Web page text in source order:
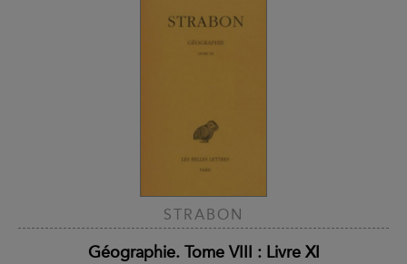
STRABON
Géographie. Tome VIII : Livre XI